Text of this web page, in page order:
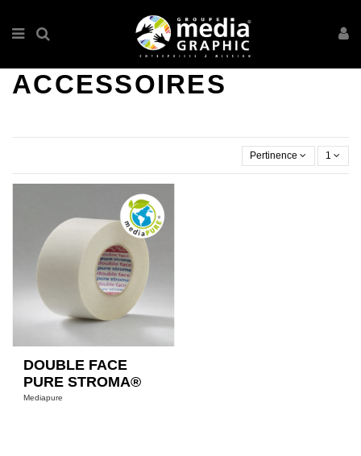
ACCESSOIRES
Pertinence 1
DOUBLE FACE
PURE STROMA®
Mediapure